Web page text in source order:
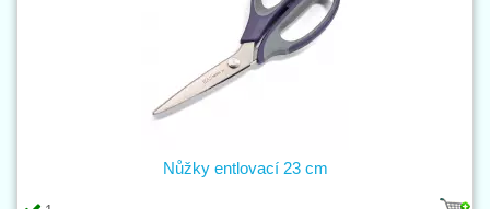
Nůžky entlovací 23 cm